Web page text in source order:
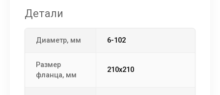
Детали
Диаметр, мм 6-102
Размер
фланца, мм
210х210